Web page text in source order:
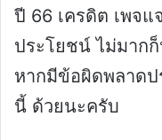
ปี 66 เครดิต เพจ
ประโยชน์ ไม่มาก
หากมีข้อผิดพลาด
นี้ ด้วยนะครับ